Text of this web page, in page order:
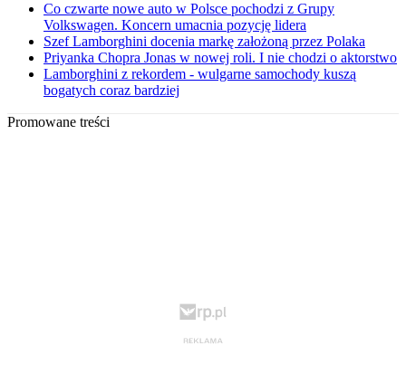
Co czwarte nowe auto w Polsce pochodzi z Grupy
Volkswagen. Koncern umacnia pozycję lidera
Szef Lamborghini docenia markę założoną przez Polaka
Priyanka Chopra Jonas w nowej roli. I nie chodzi o aktorstwo
Lamborghini z rekordem - wulgarne samochody kuszą
bogatych coraz bardziej
Promowane treści